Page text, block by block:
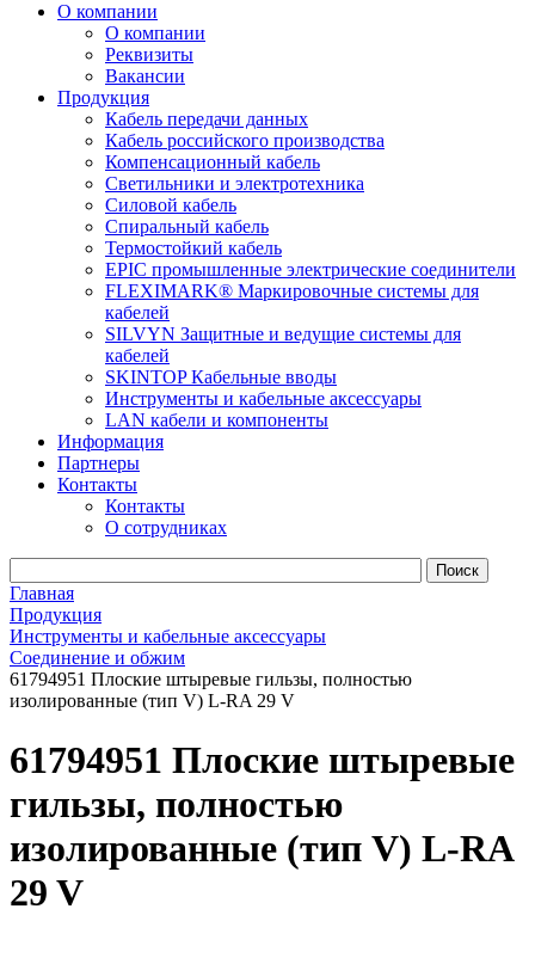
О компании
О компании
Реквизиты
Вакансии
Продукция
Кабель передачи данных
Кабель российского производства
Компенсационный кабель
Светильники и электротехника
Силовой кабель
Спиральный кабель
Термостойкий кабель
EPIC промышленные электрические соединители
FLEXIMARK® Маркировочные системы для
кабелей
SILVYN Защитные и ведущие системы для
кабелей
SKINTOP Кабельные вводы
Инструменты и кабельные аксессуары
LAN кабели и компоненты
Информация
Партнеры
Контакты
Контакты
О сотрудниках
Главная
Продукция
Инструменты и кабельные аксессуары
Соединение и обжим
61794951 Плоские штыревые гильзы, полностью
изолированные (тип V) L-RA 29 V
61794951 Плоские штыревые
гильзы, полностью
изолированные (тип V) L-RA
29 V